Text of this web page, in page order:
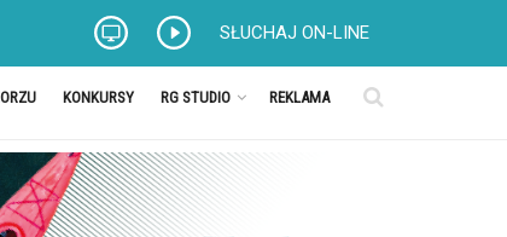
SŁUCHAJ ON-LINE
KONKURSY RG STUDIO REKLAMA